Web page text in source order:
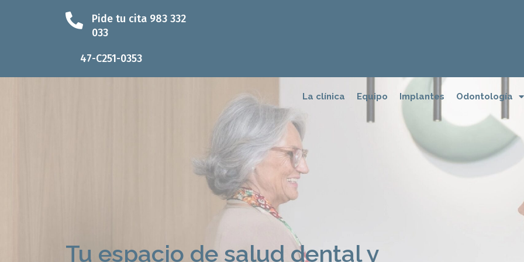
Pide tu cita 983 332
033
47-C251-0353
La clínica Equipo Implantes Odontología
Tu espacio de salud dental y